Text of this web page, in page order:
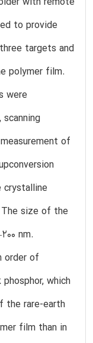
to provide
targets and
polymer film.
were
of
size of the
nm.
order of
which
the rare-earth
film than in